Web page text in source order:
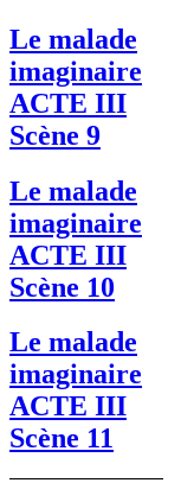
Le malade
imaginaire
ACTE III
Scène 9
Le malade
imaginaire
ACTE III
Scène 10
Le malade
imaginaire
ACTE III
Scène 11